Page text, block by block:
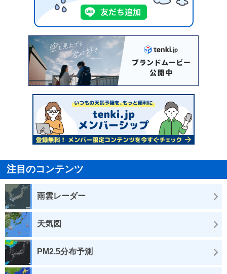
注目のコンテンツ
雨雲レーダー
天気図
PM2.5分布予測